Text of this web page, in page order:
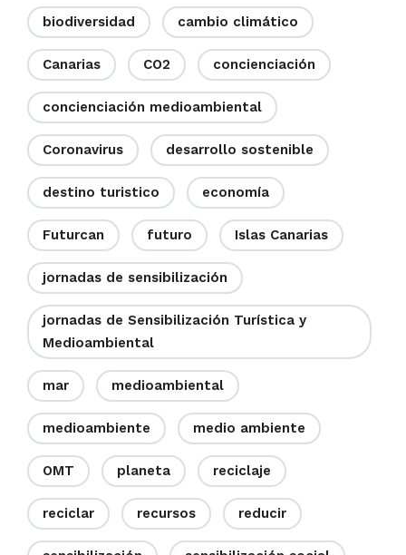
biodiversidad cambio climático
Canarias CO2 concienciación
concienciación medioambiental
Coronavirus desarrollo sostenible
destino turistico economía
Futurcan futuro Islas Canarias
jornadas de sensibilización
jornadas de Sensibilización Turística y
Medioambiental
mar medioambiental
medioambiente medio ambiente
OMT planeta reciclaje
reciclar recursos reducir